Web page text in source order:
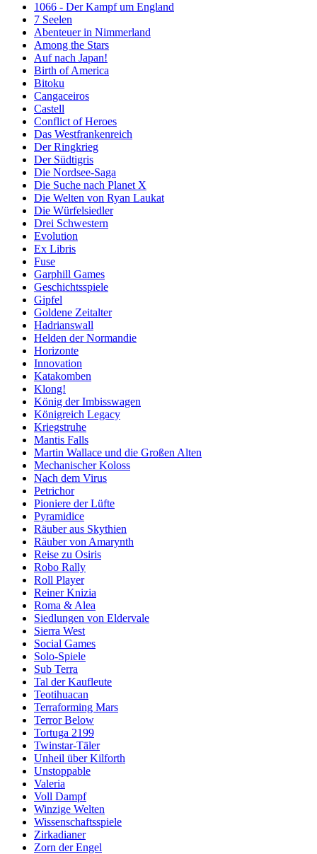
1066 - Der Kampf um England
7 Seelen
Abenteuer in Nimmerland
Among the Stars
Auf nach Japan!
Birth of America
Bitoku
Cangaceiros
Castell
Conflict of Heroes
Das Westfrankenreich
Der Ringkrieg
Der Südtigris
Die Nordsee-Saga
Die Suche nach Planet X
Die Welten von Ryan Laukat
Die Würfelsiedler
Drei Schwestern
Evolution
Ex Libris
Fuse
Garphill Games
Geschichtsspiele
Gipfel
Goldene Zeitalter
Hadrianswall
Helden der Normandie
Horizonte
Innovation
Katakomben
Klong!
König der Imbisswagen
Königreich Legacy
Kriegstruhe
Mantis Falls
Martin Wallace und die Großen Alten
Mechanischer Koloss
Nach dem Virus
Petrichor
Pioniere der Lüfte
Pyramidice
Räuber aus Skythien
Räuber von Amarynth
Reise zu Osiris
Robo Rally
Roll Player
Reiner Knizia
Roma & Alea
Siedlungen von Eldervale
Sierra West
Social Games
Solo-Spiele
Sub Terra
Tal der Kaufleute
Teotihuacan
Terraforming Mars
Terror Below
Tortuga 2199
Twinstar-Täler
Unheil über Kilforth
Unstoppable
Valeria
Voll Dampf
Winzige Welten
Wissenschaftsspiele
Zirkadianer
Zorn der Engel